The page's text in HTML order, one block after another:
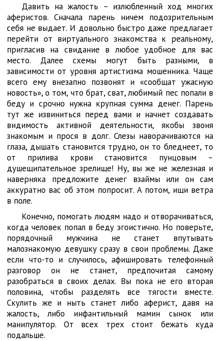
Давить на жалость – излюбленный ход многих
аферистов. Сначала парень ничем подозрительным
себя не выдает. И довольно быстро даже предлагает
перейти от виртуального знакомства к реальному,
пригласив на свидание в любое удобное для вас
место. Далее схемы могут быть разными, в
зависимости от уровня артистизма мошенника. Чаще
всего ему внезапно позвонят и «сообщат ужасную
новость», о том, что брат, сват, любимый пес попали в
беду и срочно нужна крупная сумма денег. Парень
тут же извиниться перед вами и начнет создавать
видимость активной деятельности, якобы звоня
знакомым и прося в долг. Слезы наворачиваются на
глаза, дышать становится трудно, он то бледнеет, то
от прилива крови становится пунцовым –
душещипательное зрелище! Ну, вы же не железная и
наверняка предложите денег взаймы или он сам
аккуратно вас об этом попросит. А потом, ищи ветра
в поле.
Конечно, помогать людям надо и отворачиваться,
когда человек попал в беду эгоистично. Но поверьте,
порядочный мужчина не станет впутывать
малознакомую девушку сразу в свои проблемы. Даже
если что-то и случилось, афишировать телефонный
разговор он не станет, предпочитая самому
разобраться в своих делах. Вы пока не его вторая
половина, чтобы разделять все тягости вместе.
Скулить же и ныть станет либо аферист, давя на
жалость, либо инфантильный мамин сынок или
манипулятор. От всех трех стоит бежать куда
подальше.